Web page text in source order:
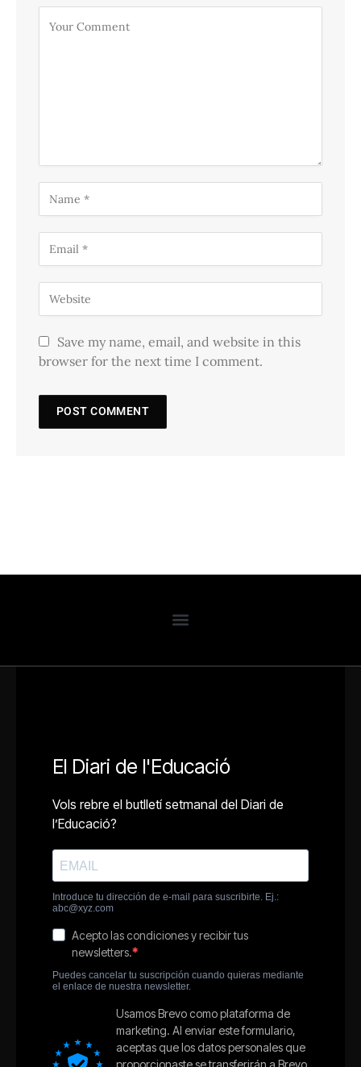
Save my name, email, and website in this
browser for the next time I comment.